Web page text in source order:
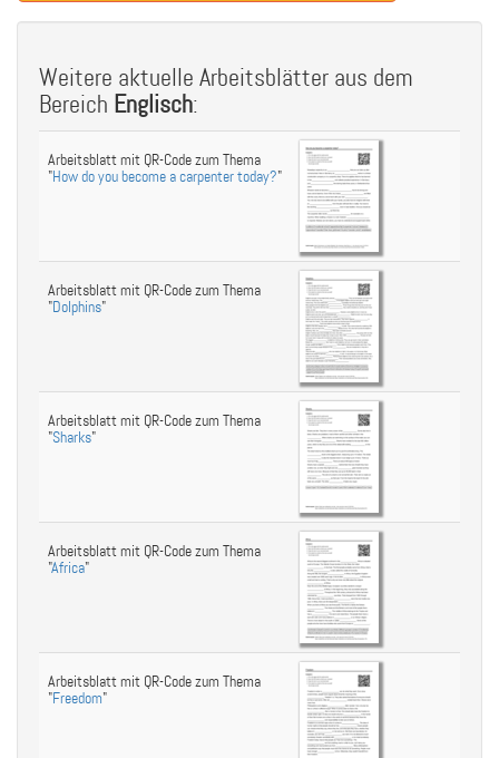
Weitere aktuelle Arbeitsblätter aus dem
Bereich Englisch:
Arbeitsblatt mit QR-Code zum Thema
"How do you become a carpenter today?"
Arbeitsblatt mit QR-Code zum Thema
"Dolphins"
Arbeitsblatt mit QR-Code zum Thema
"Sharks"
Arbeitsblatt mit QR-Code zum Thema
"Africa"
Arbeitsblatt mit QR-Code zum Thema
"Freedom"